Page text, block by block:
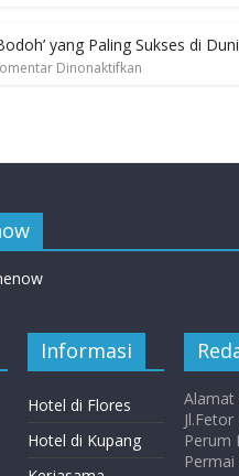
yang Paling Sukses di
Dinonaktifkan
Informasi
Hotel di Flores
Hotel di Kupang
Alamat
Perum